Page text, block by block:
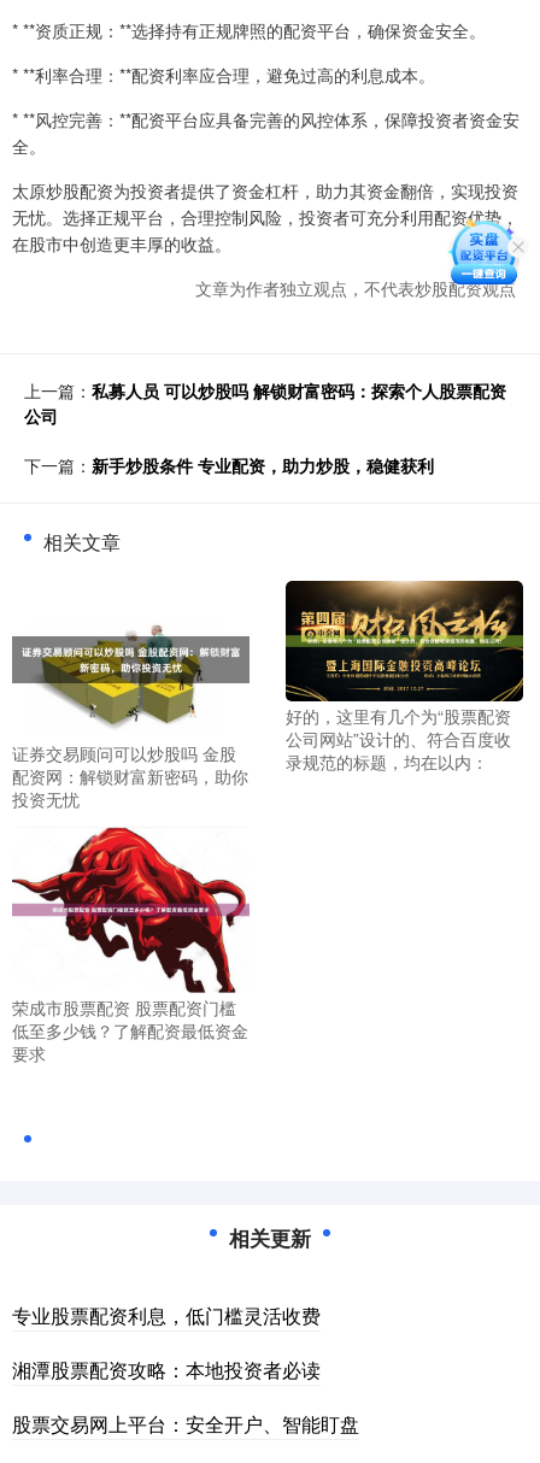
* **资质正规：**选择持有正规牌照的配资平台，确保资金安全。
* **利率合理：**配资利率应合理，避免过高的利息成本。
* **风控完善：**配资平台应具备完善的风控体系，保障投资者资金安
全。
太原炒股配资为投资者提供了资金杠杆，助力其资金翻倍，实现投资
无忧。选择正规平台，合理控制风险，投资者可充分利用配资优势，
在股市中创造更丰厚的收益。
文章为作者独立观点，不代表炒股配资观点
上一篇： 私募人员 可以炒股吗 解锁财富密码：探索个人股票配资
公司
下一篇： 新手炒股条件 专业配资，助力炒股，稳健获利
相关文章
证券交易顾问可以炒股吗 金股
配资网：解锁财富新密码，助你
投资无忧
好的，这里有几个为“股票配资
公司网站”设计的、符合百度收
录规范的标题，均在以内：
荣成市股票配资 股票配资门槛
低至多少钱？了解配资最低资金
要求
相关更新
专业股票配资利息，低门槛灵活收费
湘潭股票配资攻略：本地投资者必读
股票交易网上平台：安全开户、智能盯盘